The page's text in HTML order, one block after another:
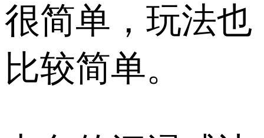
很简单，玩法也
比较简单。